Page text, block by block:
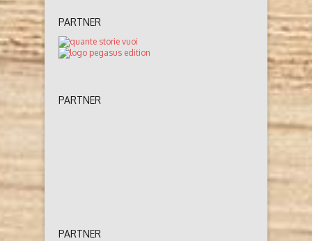
PARTNER
PARTNER
PARTNER